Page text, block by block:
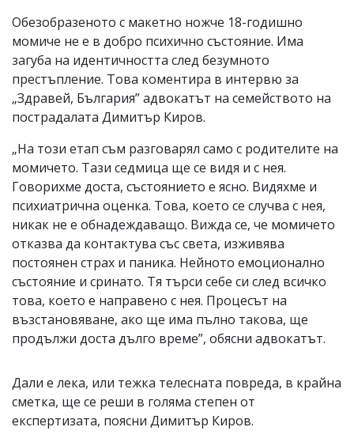
Обезобразеното с макетно ножче 18-годишно
момиче не е в добро психично състояние. Има
загуба на идентичността след безумното
престъпление. Това коментира в интервю за
„Здравей, България” адвокатът на семейството на
пострадалата Димитър Киров.
„На този етап съм разговарял само с родителите на
момичето. Тази седмица ще се видя и с нея.
Говорихме доста, състоянието е ясно. Видяхме и
психиатрична оценка. Това, което се случва с нея,
никак не е обнадеждаващо. Вижда се, че момичето
отказва да контактува със света, изживява
постоянен страх и паника. Нейното емоционално
състояние и сринато. Тя търси себе си след всичко
това, което е направено с нея. Процесът на
възстановяване, ако ще има пълно такова, ще
продължи доста дълго време”, обясни адвокатът.
Дали е лека, или тежка телесната повреда, в крайна
сметка, ще се реши в голяма степен от
експертизата, поясни Димитър Киров.